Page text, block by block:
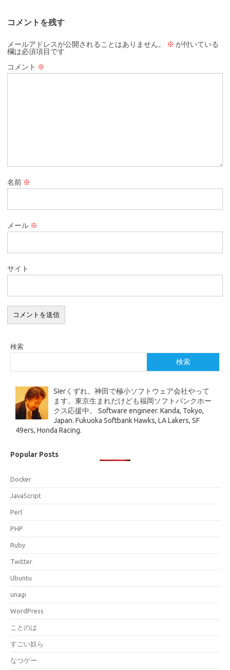
コメントを残す
メールアドレスが公開されることはありません。 ※ が付いている
欄は必須項目です
コメント ※
名前 ※
メール ※
サイト
検索
検索
SIerくずれ。神田で極小ソフトウェア会社やって
ます。東京生まれだけども福岡ソフトバンクホー
クス応援中。 Software engineer. Kanda, Tokyo,
Japan. Fukuoka Softbank Hawks, LA Lakers, SF
49ers, Honda Racing.
Popular Posts
Docker
JavaScript
Perl
PHP
Ruby
Twitter
Ubuntu
unagi
WordPress
ことのは
すごい奴ら
なつゲー